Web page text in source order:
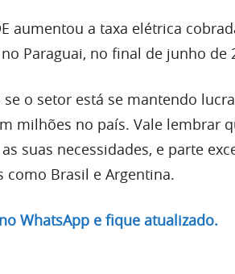
aumentou a taxa elétrica
Paraguai, no final de junho de
o setor está se mantendo
milhões no país. Vale lembrar
suas necessidades, e parte
como Brasil e Argentina.
WhatsApp e fique atualizado.